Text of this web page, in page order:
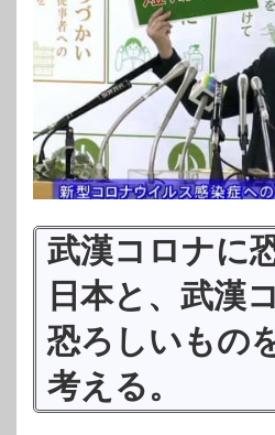
武漢コロナに
日本と、武漢
恐ろしいもの
考える。